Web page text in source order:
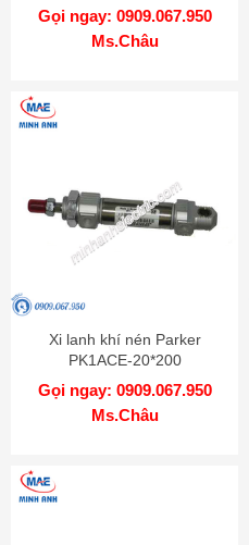
Gọi ngay: 0909.067.950
Ms.Châu
Xi lanh khí nén Parker
PK1ACE-20*200
Gọi ngay: 0909.067.950
Ms.Châu